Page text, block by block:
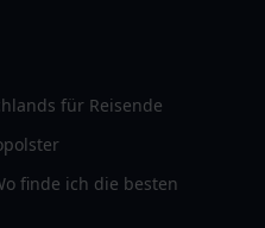
für Reisende
finde ich die besten